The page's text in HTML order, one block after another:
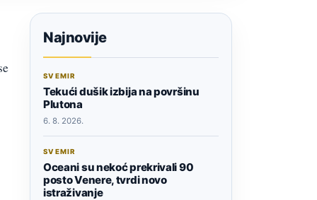
Najnovije
SVEMIR
Tekući dušik izbija na površinu
Plutona
6. 8. 2026.
SVEMIR
Oceani su nekoć prekrivali 90
posto Venere, tvrdi novo
istraživanje